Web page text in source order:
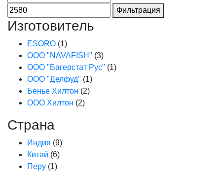
Фильтрация
Изготовитель
ESORO (1)
ООО "NAVAFISH" (3)
ООО "Багерстат Рус" (1)
ООО "Делфуд" (1)
Бенье Хилтон (2)
ООО Хилтон (2)
Страна
Индия (9)
Китай (6)
Перу (1)